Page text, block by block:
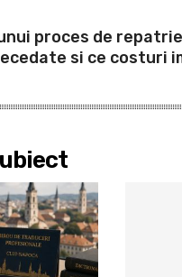
proces de
si ce costuri